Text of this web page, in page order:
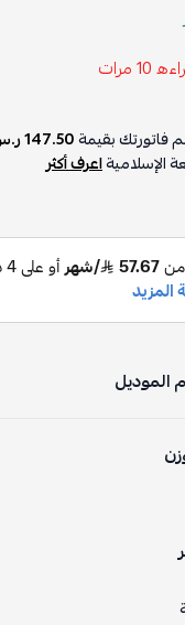
10مرات
فاتورتك بقيمة147.50 ر.س
الإسلاميةاعرف أكثر
الموديل